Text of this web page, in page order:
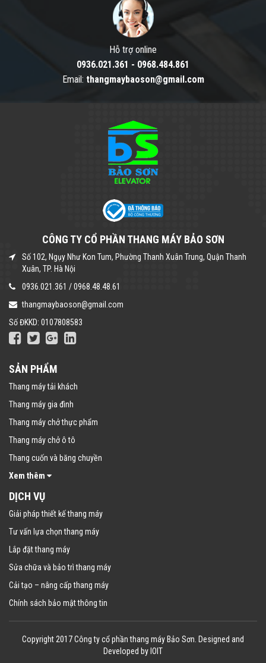
Hỗ trợ online
0936.021.361 - 0968.484.861
Email: thangmaybaoson@gmail.com
CÔNG TY CỔ PHẦN THANG MÁY BẢO SƠN
Số 102, Ngụy Như Kon Tum, Phường Thanh Xuân Trung, Quận Thanh
Xuân, TP. Hà Nội
0936.021.361 /0968.48.48.61
thangmaybaoson@gmail.com
Số ĐKKD: 0107808583
SẢN PHẨM
Thang máy tải khách
Thang máy gia đình
Thang máy chở thực phẩm
Thang máy chở ô tô
Thang cuốn và băng chuyền
Xem thêm
DỊCH VỤ
Giải pháp thiết kế thang máy
Tư vấn lựa chọn thang máy
Lắp đặt thang máy
Sửa chữa và bảo trì thang máy
Cải tạo – nâng cấp thang máy
Chính sách bảo mật thông tin
Copyright 2017 Công ty cổ phần thang máy Bảo Sơn. Designed and
Developed by IOIT